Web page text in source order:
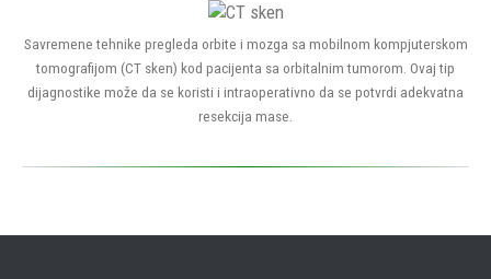
Savremene tehnike pregleda orbite i mozga sa mobilnom kompjuterskom
tomografijom (CT sken) kod pacijenta sa orbitalnim tumorom. Ovaj tip
dijagnostike može da se koristi i intraoperativno da se potvrdi adekvatna
resekcija mase.